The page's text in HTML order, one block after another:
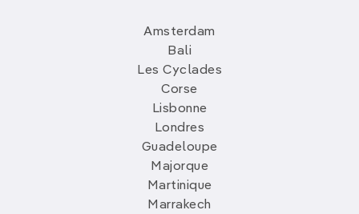
Amsterdam
Bali
Les Cyclades
Corse
Lisbonne
Londres
Guadeloupe
Majorque
Martinique
Marrakech